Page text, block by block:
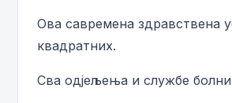
Ова савремена здравствена
квадратних.
Сва одјељења и службе